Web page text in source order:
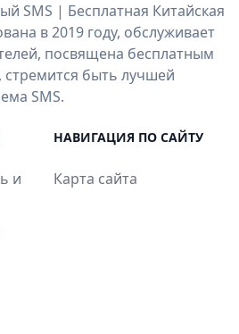
SMS | Бесплатная Китайская
в 2019 году, обслуживает
посвящена бесплатным
стремится быть лучшей
SMS.
и
НАВИГАЦИЯ ПО САЙТУ
Карта сайта